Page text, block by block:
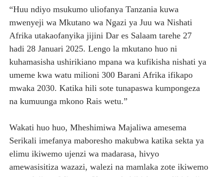
“Huu ndiyo msukumo uliofanya Tanzania kuwa
mwenyeji wa Mkutano wa Ngazi ya Juu wa Nishati
Afrika utakaofanyika jijini Dar es Salaam tarehe 27
hadi 28 Januari 2025. Lengo la mkutano huo ni
kuhamasisha ushirikiano mpana wa kufikisha nishati ya
umeme kwa watu milioni 300 Barani Afrika ifikapo
mwaka 2030. Katika hili sote tunapaswa kumpongeza
na kumuunga mkono Rais wetu.”
Wakati huo huo, Mheshimiwa Majaliwa amesema
Serikali imefanya maboresho makubwa katika sekta ya
elimu ikiwemo ujenzi wa madarasa, hivyo
amewasisitiza wazazi, walezi na mamlaka zote ikiwemo